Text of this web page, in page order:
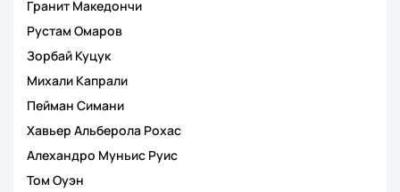
Гранит Македончи
Рустам Омаров
Зорбай Куцук
Михали Капрали
Пейман Симани
Хавьер Альберола Рохас
Алехандро Муньис Руис
Том Оуэн